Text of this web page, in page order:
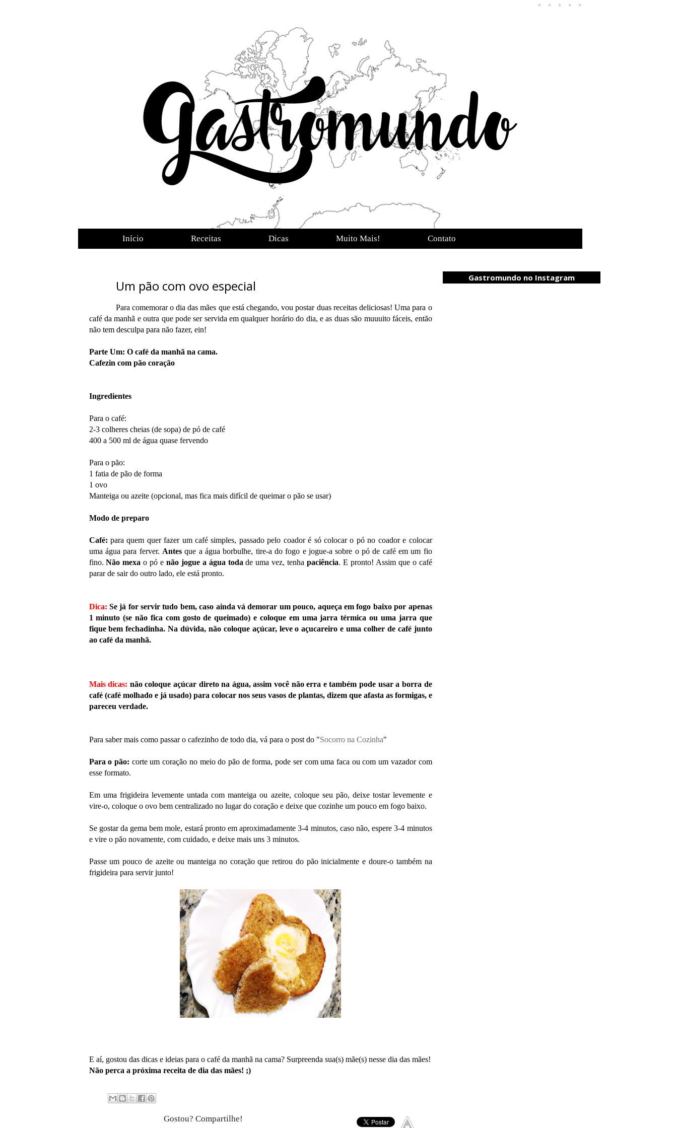
Início Receitas Dicas Muito Mais! Contato
Um pão com ovo especial
Para comemorar o dia das mães que está chegando, vou postar duas receitas deliciosas! Uma para o
café da manhã e outra que pode ser servida em qualquer horário do dia, e as duas são muuuito fáceis, então
não tem desculpa para não fazer, ein!
Parte Um: O café da manhã na cama.
Cafezin com pão coração
Ingredientes
Para o café:
2-3 colheres cheias (de sopa) de pó de café
400 a 500 ml de água quase fervendo
Para o pão:
1 fatia de pão de forma
1 ovo
Manteiga ou azeite (opcional, mas fica mais difícil de queimar o pão se usar)
Modo de preparo
Café: para quem quer fazer um café simples, passado pelo coador é só colocar o pó no coador e colocar
uma água para ferver. Antesque a água borbulhe, tire-a do fogo e jogue-a sobre o pó de café em um fio
fino.Não mexa o pó e não jogue a água toda de uma vez, tenhapaciência. E pronto! Assim que o café
parar de sair do outro lado, ele está pronto.
Dica: Se já for servir tudo bem, caso ainda vá demorar um pouco, aqueça em fogo baixo por apenas
1 minuto (se não fica com gosto de queimado) e coloque em uma jarra térmica ou uma jarra que
fique bem fechadinha. Na dúvida, não coloque açúcar, leve o açucareiro e uma colher de café junto
ao café da manhã.
Mais dicas: não coloque açúcar direto na água, assim você não erra e também pode usar a borra de
café (café molhado e já usado) para colocar nos seus vasos de plantas, dizem que afasta as formigas, e
pareceu verdade.
Para saber mais como passar o cafezinho de todo dia, vá para o post do "Socorro na Cozinha"
Para o pão: corte um coração no meio do pão de forma, pode ser com uma faca ou com um vazador com
esse formato.
Em uma frigideira levemente untada com manteiga ou azeite, coloque seu pão, deixe tostar levemente e
vire-o, coloque o ovo bem centralizado no lugar do coração e deixe que cozinhe um pouco em fogo baixo.
Se gostar da gema bem mole, estará pronto em aproximadamente 3-4 minutos, caso não, espere 3-4 minutos
e vire o pão novamente, com cuidado, e deixe mais uns 3 minutos.
Passe um pouco de azeite ou manteiga no coração que retirou do pão inicialmente e doure-o também na
frigideira para servir junto!
E aí, gostou das dicas e ideias para o café da manhã na cama? Surpreenda sua(s) mãe(s) nesse dia das mães!
Não perca a próxima receita de dia das mães! ;)
Gostou? Compartilhe!
Gastromundo no Instagram